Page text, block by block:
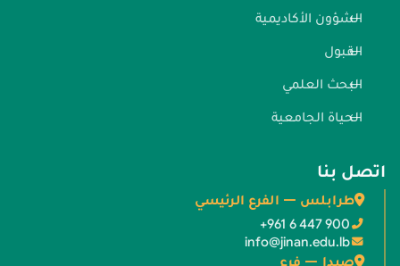
الشؤون الأكاديمية
القبول
البحث العلمي
الحياة الجامعية
اتصل بنا
طرابلس — الفرع الرئيسي
+961 6 447 900
info@jinan.edu.lb
صيدا — فرع